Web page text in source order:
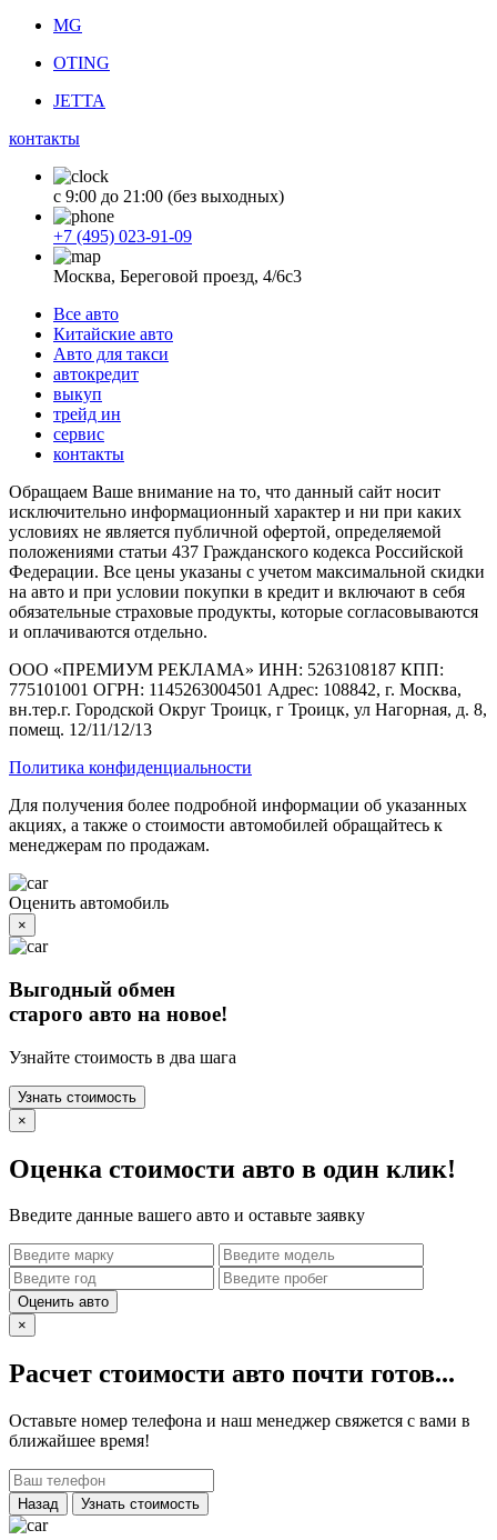
MG
OTING
JETTA
контакты
с 9:00 до 21:00 (без выходных)
+7 (495) 023-91-09
Москва, Береговой проезд, 4/6с3
Все авто
Китайские авто
Авто для такси
автокредит
выкуп
трейд ин
сервис
контакты
Обращаем Ваше внимание на то, что данный сайт носит
исключительно информационный характер и ни при каких
условиях не является публичной офертой, определяемой
положениями статьи 437 Гражданского кодекса Российской
Федерации. Все цены указаны с учетом максимальной скидки
на авто и при условии покупки в кредит и включают в себя
обязательные страховые продукты, которые согласовываются
и оплачиваются отдельно.
ООО «ПРЕМИУМ РЕКЛАМА» ИНН: 5263108187 КПП:
775101001 ОГРН: 1145263004501 Адрес: 108842, г. Москва,
вн.тер.г. Городской Округ Троицк, г Троицк, ул Нагорная, д. 8,
помещ. 12/11/12/13
Политика конфиденциальности
Для получения более подробной информации об указанных
акциях, а также о стоимости автомобилей обращайтесь к
менеджерам по продажам.
Оценить автомобиль
×
Выгодный обмен
старого авто на новое!
Узнайте стоимость в два шага
Узнать стоимость
×
Оценка стоимости авто в один клик!
Введите данные вашего авто и оставьте заявку
Оценить авто
×
Расчет стоимости авто почти готов...
Оставьте номер телефона и наш менеджер свяжется с вами в
ближайшее время!
Назад Узнать стоимость